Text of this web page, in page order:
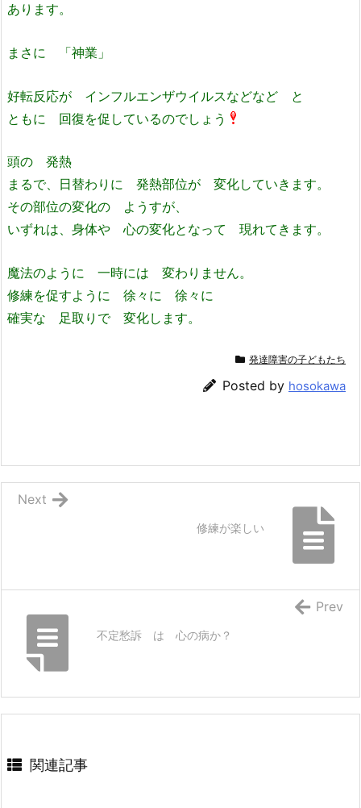
あります。
まさに 「神業」
好転反応が インフルエンザウイルスなどなど と
ともに 回復を促しているのでしょう
頭の 発熱
まるで、日替わりに 発熱部位が 変化していきます。
その部位の変化の ようすが、
いずれは、身体や 心の変化となって 現れてきます。
魔法のように 一時には 変わりません。
修練を促すように 徐々に 徐々に
確実な 足取りで 変化します。
発達障害の子どもたち
Posted by hosokawa
修練が楽しい
Next
不定愁訴 は 心の病か？
Prev
関連記事